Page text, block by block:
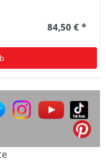
84,50 € *